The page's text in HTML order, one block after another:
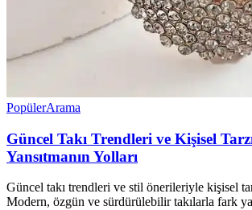
PopülerArama
Güncel Takı Trendleri ve Kişisel
Yansıtmanın Yolları
Güncel takı trendleri ve stil önerileriyle kişisel
Modern, özgün ve sürdürülebilir takılarla fark